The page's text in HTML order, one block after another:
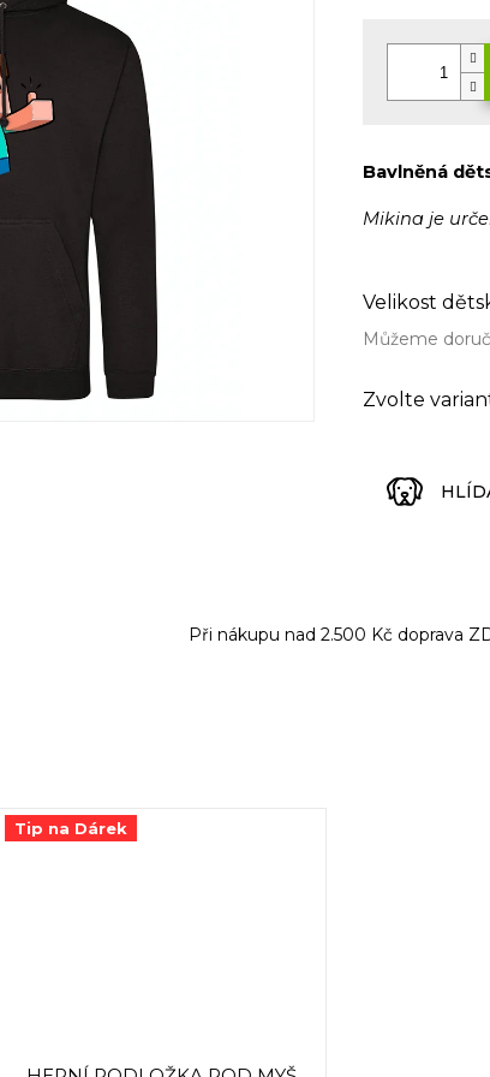
Zvolte
Velikost
Můžeme
Bavlněná
Mikina je
Při nákupu nad 2.500 Kč doprava
Tip na Dárek